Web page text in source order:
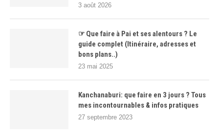
3 août 2026
☞ Que faire à Pai et ses alentours ? Le
guide complet (Itinéraire, adresses et
bons plans..)
23 mai 2025
Kanchanaburi: que faire en 3 jours ? Tous
mes incontournables & infos pratiques
27 septembre 2023